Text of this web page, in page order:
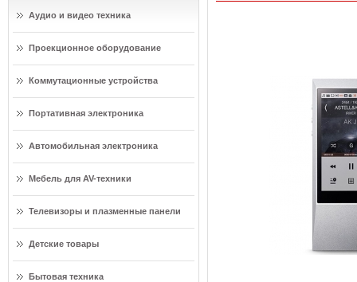
Аудио и видео техника
Проекционное оборудование
Коммутационные устройства
Портативная электроника
Автомобильная электроника
Мебель для AV-техники
Телевизоры и плазменные панели
Детские товары
Бытовая техника